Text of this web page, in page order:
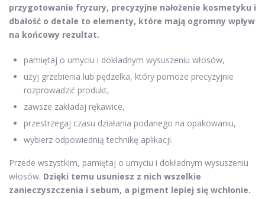
przygotowanie fryzury, precyzyjne nałożenie kosmetyku i
dbałość o detale to elementy, które mają ogromny wpływ
na końcowy rezultat.
pamiętaj o umyciu i dokładnym wysuszeniu włosów,
użyj grzebienia lub pędzelka, który pomoże precyzyjnie
rozprowadzić produkt,
zawsze zakładaj rękawice,
przestrzegaj czasu działania podanego na opakowaniu,
wybierz odpowiednią technikę aplikacji.
Przede wszystkim, pamiętaj o umyciu i dokładnym wysuszeniu
włosów. Dzięki temu usuniesz z nich wszelkie
zanieczyszczenia i sebum, a pigment lepiej się wchłonie.